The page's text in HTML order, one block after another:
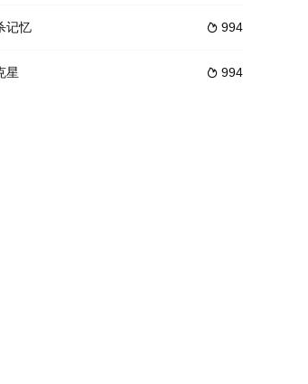
波又起，昔日好友陈维礼惨死街头，临死前给许一城
。而蔡泽鏛暗中寻找共产党的异常行为，使在上海秘
夜撞破一桩阴森冥婚，救下了八字全阴命悬一线的女
跳声……
破阎王娶亲、五鬼运财、木偶杀人、花妖勾魂、吊灯行
高中状元，却渴望寻求强国之路。他毅然弃政从商
结识了遭人诬陷私通的世家名媛小姐傅庭芸，被迫一
 994
记忆
 994
星